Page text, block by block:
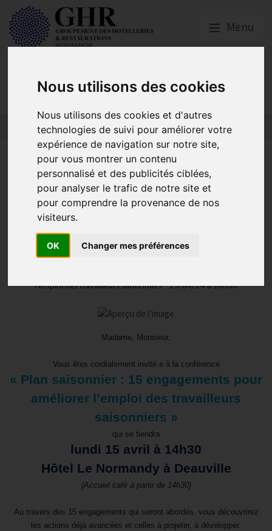
Nous utilisons des cookies
Nous utilisons des cookies et d'autres
technologies de suivi pour améliorer votre
expérience de navigation sur notre site,
pour vous montrer un contenu
personnalisé et des publicités ciblées,
pour analyser le trafic de notre site et
pour comprendre la provenance de nos
visiteurs.
OK Changer mes préférences
Menu
GNI NORMANDIE
Normandie Côte Fleurie :
INVITATION - Plan saisonnier
Actualités locales
10/04/2024
l’emploi des travailleurs saisonniers - 15/04/24 à 14h30
Madame, Monsieur,
Vous êtes cordialement invité.e à la conférence
« Plan saisonnier : 15 engagements pour
améliorer l’emploi des travailleurs
saisonniers »
qui se tiendra
lundi 15 avril à 14h30
Hôtel Le Normandy à Deauville
(Accueil café à partir de 14h30)
Au travers des 15 engagements qui seront abordés, vous découvrirez
les actions déjà avancées et celles à projeter, à développer.